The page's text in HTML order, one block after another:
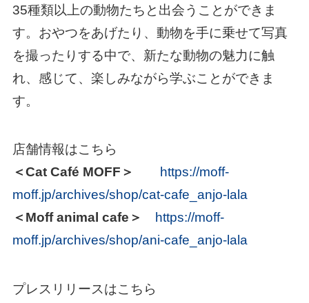
35種類以上の動物たちと出会うことができま
す。おやつをあげたり、動物を手に乗せて写真
を撮ったりする中で、新たな動物の魅力に触
れ、感じて、楽しみながら学ぶことができま
す。
店舗情報はこちら
＜Cat Café MOFF＞
https://moff-
moff.jp/archives/shop/cat-cafe_anjo-lala
＜Moff animal cafe＞
https://moff-
moff.jp/archives/shop/ani-cafe_anjo-lala
プレスリリースはこちら